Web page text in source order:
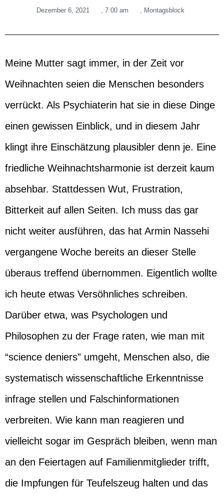
Dezember 6, 2021 , 7:00 am , Montagsblock
Meine Mutter sagt immer, in der Zeit vor
Weihnachten seien die Menschen besonders
verrückt. Als Psychiaterin hat sie in diese Dinge
einen gewissen Einblick, und in diesem Jahr
klingt ihre Einschätzung plausibler denn je. Eine
friedliche Weihnachtsharmonie ist derzeit kaum
absehbar. Stattdessen Wut, Frustration,
Bitterkeit auf allen Seiten. Ich muss das gar
nicht weiter ausführen, das hat Armin Nassehi
vergangene Woche bereits an dieser Stelle
überaus treffend übernommen. Eigentlich wollte
ich heute etwas Versöhnliches schreiben.
Darüber etwa, was Psychologen und
Philosophen zu der Frage raten, wie man mit
“science deniers” umgeht, Menschen also, die
systematisch wissenschaftliche Erkenntnisse
infrage stellen und Falschinformationen
verbreiten. Wie kann man reagieren und
vielleicht sogar im Gespräch bleiben, wenn man
an den Feiertagen auf Familienmitglieder trifft,
die Impfungen für Teufelszeug halten und das